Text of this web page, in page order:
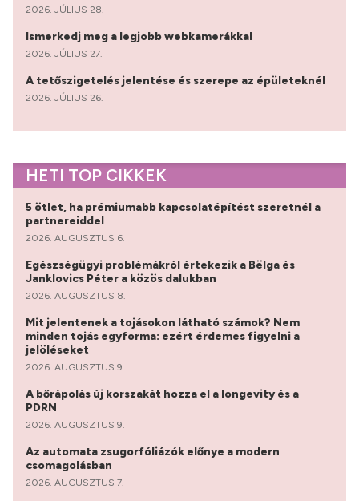
2026. JÚLIUS 28.
Ismerkedj meg a legjobb webkamerákkal
2026. JÚLIUS 27.
A tetőszigetelés jelentése és szerepe az épületeknél
2026. JÚLIUS 26.
HETI TOP CIKKEK
5 ötlet, ha prémiumabb kapcsolatépítést szeretnél a
partnereiddel
2026. AUGUSZTUS 6.
Egészségügyi problémákról értekezik a Bëlga és
Janklovics Péter a közös dalukban
2026. AUGUSZTUS 8.
Mit jelentenek a tojásokon látható számok? Nem
minden tojás egyforma: ezért érdemes figyelni a
jelöléseket
2026. AUGUSZTUS 9.
A bőrápolás új korszakát hozza el a longevity és a
PDRN
2026. AUGUSZTUS 9.
Az automata zsugorfóliázók előnye a modern
csomagolásban
2026. AUGUSZTUS 7.